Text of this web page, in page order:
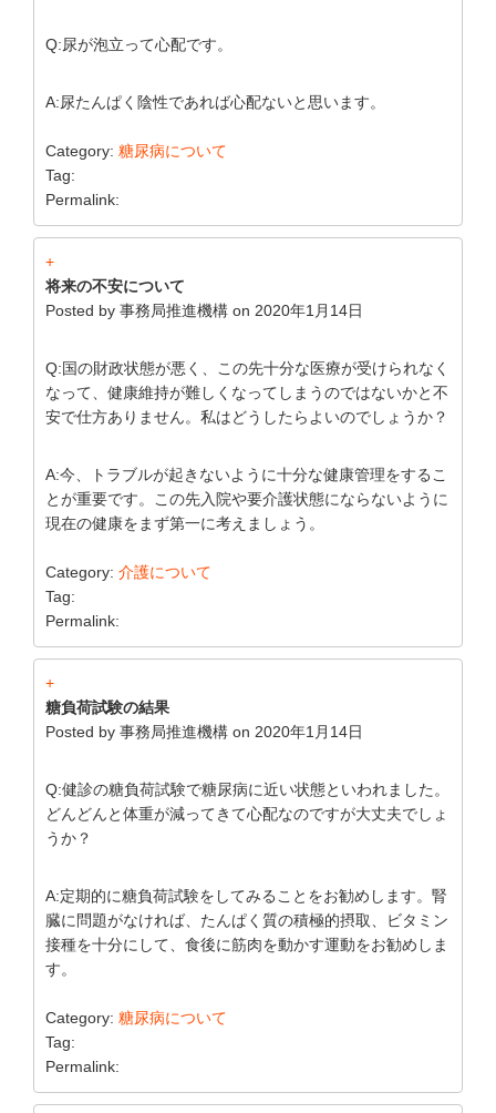
Q:尿が泡立って心配です。
A:尿たんぱく陰性であれば心配ないと思います。
Category: 糖尿病について
Tag:
Permalink:
+
将来の不安について
Posted by 事務局推進機構 on 2020年1月14日
Q:国の財政状態が悪く、この先十分な医療が受けられなく
なって、健康維持が難しくなってしまうのではないかと不
安で仕方ありません。私はどうしたらよいのでしょうか？
A:今、トラブルが起きないように十分な健康管理をするこ
とが重要です。この先入院や要介護状態にならないように
現在の健康をまず第一に考えましょう。
Category: 介護について
Tag:
Permalink:
+
糖負荷試験の結果
Posted by 事務局推進機構 on 2020年1月14日
Q:健診の糖負荷試験で糖尿病に近い状態といわれました。
どんどんと体重が減ってきて心配なのですが大丈夫でしょ
うか？
A:定期的に糖負荷試験をしてみることをお勧めします。腎
臓に問題がなければ、たんぱく質の積極的摂取、ビタミン
接種を十分にして、食後に筋肉を動かす運動をお勧めしま
す。
Category: 糖尿病について
Tag:
Permalink: